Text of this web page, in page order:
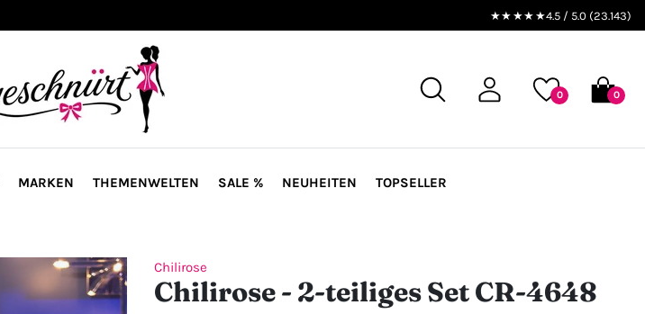
★★★★★4.5 / 5.0 (23.143)
0 0
MARKEN THEMENWELTEN SALE % NEUHEITEN TOPSELLER
Chilirose
Chilirose - 2-teiliges Set CR-4648